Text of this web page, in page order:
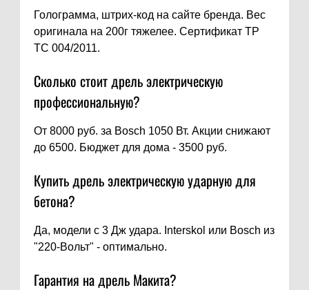
Голограмма, штрих-код на сайте бренда. Вес
оригинала на 200г тяжелее. Сертификат ТР
ТС 004/2011.
Сколько стоит дрель электрическую
профессиональную?
От 8000 руб. за Bosch 1050 Вт. Акции снижают
до 6500. Бюджет для дома - 3500 руб.
Купить дрель электрическую ударную для
бетона?
Да, модели с 3 Дж удара. Interskol или Bosch из
"220-Вольт" - оптимально.
Гарантия на дрель Макита?